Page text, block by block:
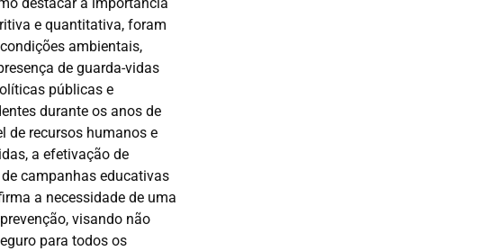
destacar a importância
e quantitativa, foram
ambientais,
de guarda-vidas
públicas e
durante os anos de
de recursos humanos e
a efetivação de
campanhas educativas
a necessidade de uma
visando não
para todos os